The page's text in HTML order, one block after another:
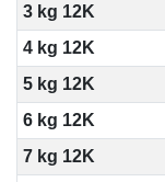
3 kg 12K
4 kg 12K
5 kg 12K
6 kg 12K
7 kg 12K